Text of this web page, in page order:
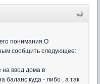
понимания О
сообщить следующее:
на ввод дома в
баланс куда - либо , а так